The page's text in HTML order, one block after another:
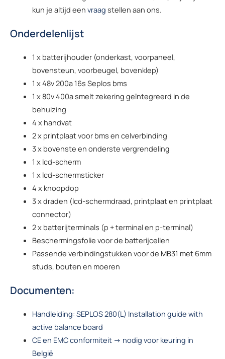
kun je altijd een vraag stellen aan ons.
Onderdelenlijst
1 x batterijhouder (onderkast, voorpaneel,
bovensteun, voorbeugel, bovenklep)
1 x 48v 200a 16s Seplos bms
1 x 80v 400a smelt zekering geïntegreerd in de
behuizing
4 x handvat
2 x printplaat voor bms en celverbinding
3 x bovenste en onderste vergrendeling
1 x lcd-scherm
1 x lcd-schermsticker
4 x knoopdop
3 x draden (lcd-schermdraad, printplaat en printplaat
connector)
2 x batterijterminals (p + terminal en p-terminal)
Beschermingsfolie voor de batterijcellen
Passende verbindingstukken voor de MB31 met 6mm
studs, bouten en moeren
Documenten:
Handleiding: SEPLOS 280(L) Installation guide with
active balance board
CE en EMC conformiteit -> nodig voor keuring in
België